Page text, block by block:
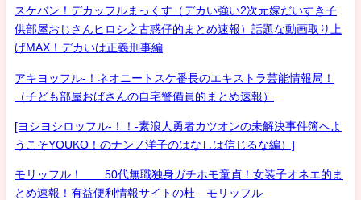
スケバン！デカッフルまっくす（デカい強い2次元嫁だいすき子
供部屋おじさんヒロシ之古惑仔的まとめ速報）話題な動画取り上
げMAX！デカいは正義刑事編
アキヨッフル-！ネオニートスケ番長のエキストラ芸能情報局！
（子ども部屋おばさんの自宅警備員的まとめ速報）
[ヨシヨシロッフル-！！-素浪人勇者カツオンの未解決事件簿へよ
うこそYOUKO！のナンノ洋子のはなしは信じるな編）]
モリッフル！ 50代無職独身ガチホモ童貞！女装子オネエ的ま
とめ速報！有益便利情報サイトの杜 モリッフル